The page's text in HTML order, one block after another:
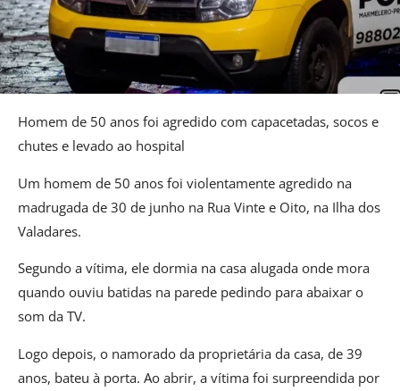
Homem de 50 anos foi agredido com capacetadas, socos e
chutes e levado ao hospital
Um homem de 50 anos foi violentamente agredido na
madrugada de 30 de junho na Rua Vinte e Oito, na Ilha dos
Valadares.
Segundo a vítima, ele dormia na casa alugada onde mora
quando ouviu batidas na parede pedindo para abaixar o
som da TV.
Logo depois, o namorado da proprietária da casa, de 39
anos, bateu à porta. Ao abrir, a vítima foi surpreendida por